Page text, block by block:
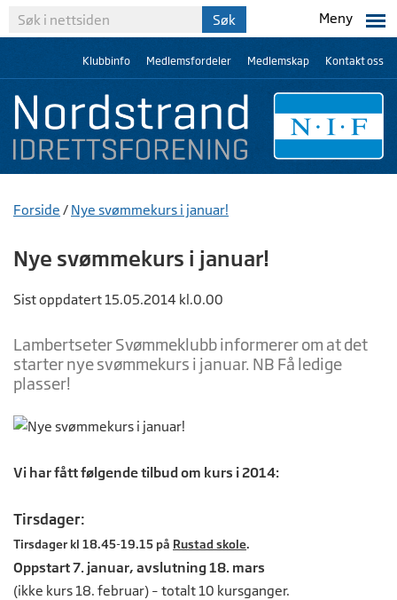
Meny
Klubbinfo Medlemsfordeler Medlemskap Kontakt oss
Forside / Nye svømmekurs i januar!
Nye svømmekurs i januar!
Sist oppdatert 15.05.2014 kl.0.00
Lambertseter Svømmeklubb informerer om at det
starter nye svømmekurs i januar. NB Få ledige
plasser!
Vi har fått følgende tilbud om kurs i 2014:
Tirsdager:
Tirsdager kl 18.45-19.15 på Rustad skole.
Oppstart 7. januar, avslutning 18. mars
(ikke kurs 18. februar) – totalt 10 kursganger.